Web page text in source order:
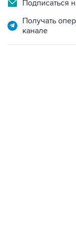
Подписаться
Получать
канале